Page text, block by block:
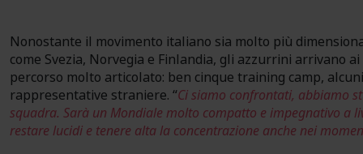
Nonostante il movimento italiano sia molto più
come Svezia, Norvegia e Finlandia, gli azzurrini arrivano
percorso molto articolato: ben cinque training camp,
rappresentative straniere. “Ci siamo confrontati, abbiamo
squadra. Sarà un Mondiale molto compatto e impegnativo a
restare lucidi e tenere alta la concentrazione anche nei